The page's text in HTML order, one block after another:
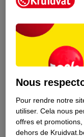
Nous
Pour rendre notre
utiliser. Cela nous
offres et
dehors de